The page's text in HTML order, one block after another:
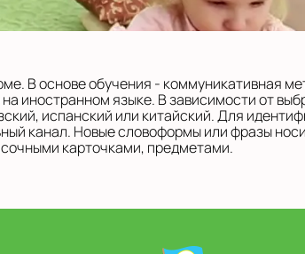
В основе обучения - коммуникативная
иностранном языке. В зависимости от
испанский или китайский. Для
канал. Новые словоформы или фразы
карточками, предметами.